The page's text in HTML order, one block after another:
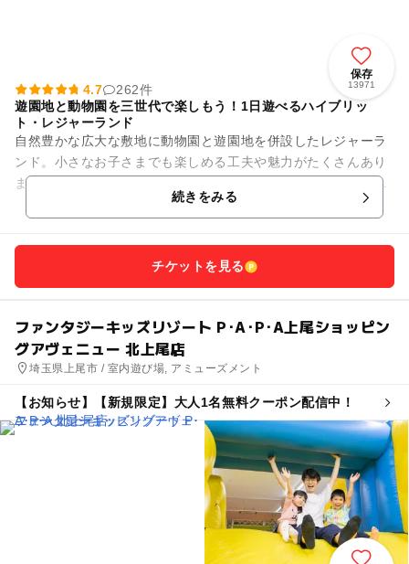
保存
13971
4.7
262件
遊園地と動物園を三世代で楽しもう！1日遊べるハイブリッ
ト・レジャーランド
自然豊かな広大な敷地に動物園と遊園地を併設したレジャーラ
ンド。小さなお子さまでも楽しめる工夫や魅力がたくさんあり
ます。 動物園では迫力満点のホワイトタイガーなど120種類12
続きをみる
チケットを見る
ファンタジーキッズリゾート P･A･P･A上尾ショッピン
グアヴェニュー 北上尾店
埼玉県上尾市 / 室内遊び場, アミューズメント
【お知らせ】【新規限定】大人1名無料クーポン配信中！